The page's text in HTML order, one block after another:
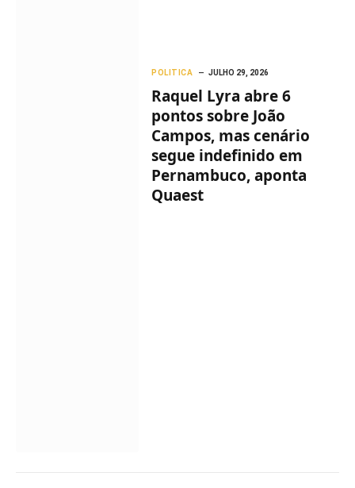
POLITICA JULHO 29, 2026
Raquel Lyra abre 6
pontos sobre João
Campos, mas cenário
segue indefinido em
Pernambuco, aponta
Quaest